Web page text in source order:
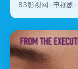
83影视网>电视剧>